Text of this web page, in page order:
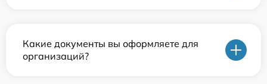
Какие документы вы оформляете для
организаций?